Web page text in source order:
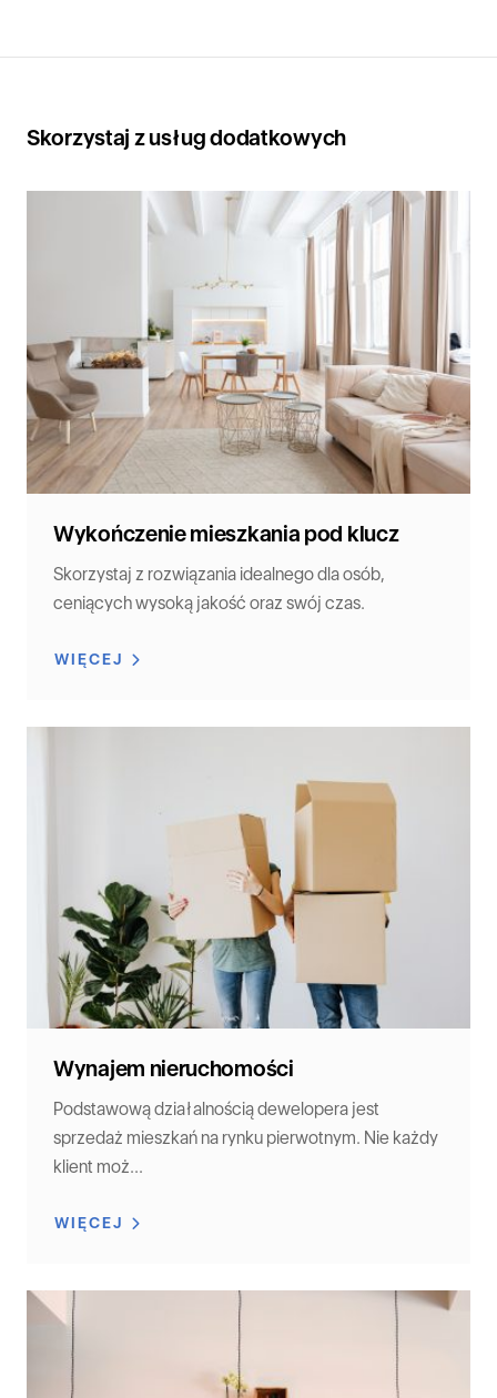
Skorzystaj z usług dodatkowych
Wykończenie mieszkania pod klucz
Skorzystaj z rozwiązania idealnego dla osób,
ceniących wysoką jakość oraz swój czas.
WIĘCEJ
Wynajem nieruchomości
Podstawową działalnością dewelopera jest
sprzedaż mieszkań na rynku pierwotnym. Nie każdy
klient moż...
WIĘCEJ